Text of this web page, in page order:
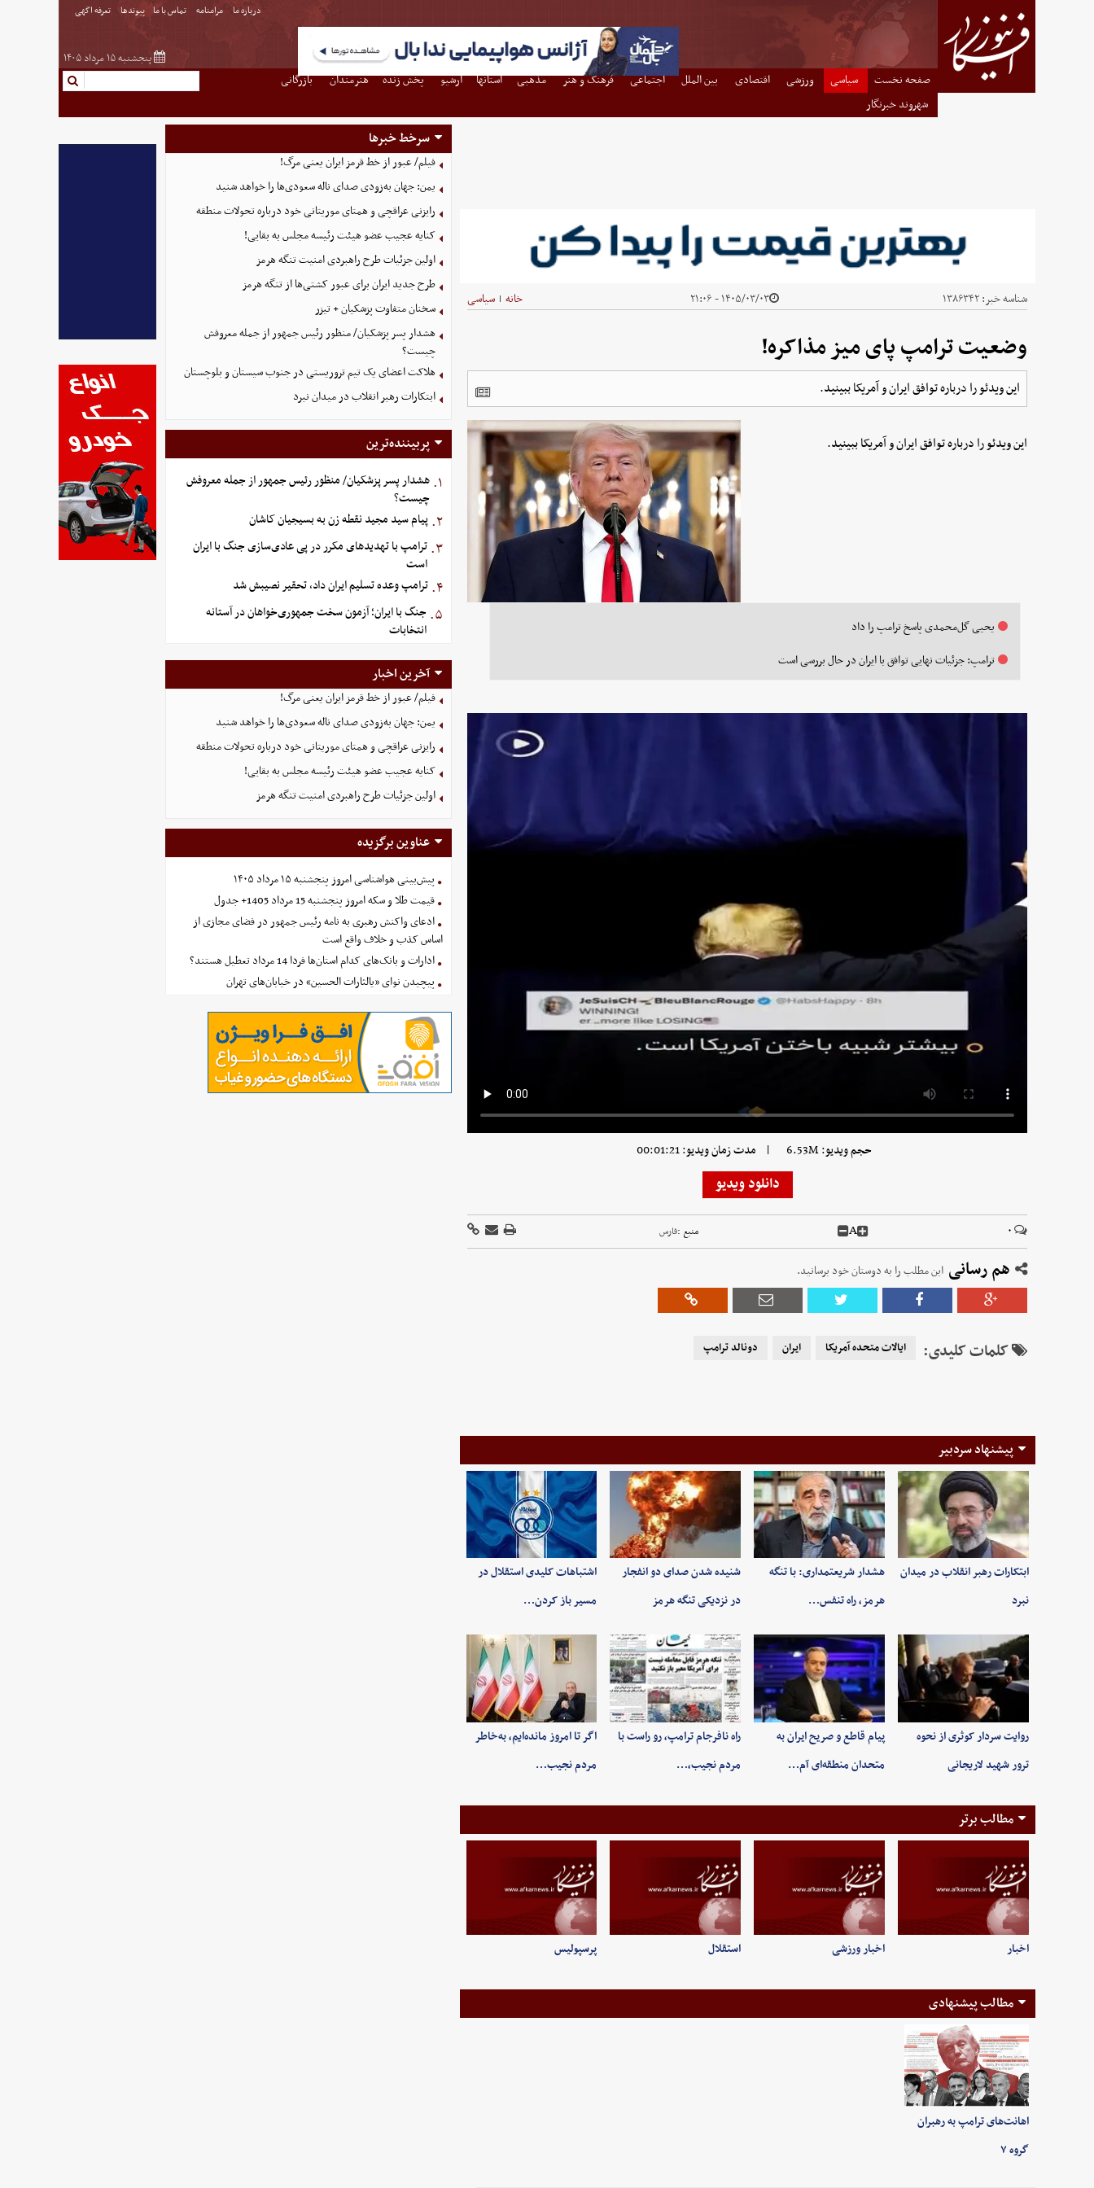
درباره ما مرامنامه تماس با ما پیوندها تعرفه اگهی
پنجشنبه ۱۵ مرداد ۱۴۰۵
صفحه نخست سیاسی ورزشی اقتصادی بین الملل اجتماعی فرهنگ و هنر مذهبی استانها آرشیو پخش زنده هنرمندان
بازرگانی
شهروند خبرنگار
شناسه خبر:۱۳۸۶۳۴۲ ۱۴۰۵/۰۳/۰۳ - ۲۱:۰۶ خانه | سیاسی
وضعیت ترامپ پای میز مذاکره!
این ویدئو را درباره توافق ایران و آمریکا ببینید.
این ویدئو را درباره توافق ایران و آمریکا ببینید.
یحیی گل‌محمدی پاسخ ترامپ را داد
ترامپ: جزئیات نهایی توافق با ایران در حال بررسی است
حجم ویدیو: 6.53M | مدت زمان ویدیو: 00:01:21
دانلود ویدیو
۰ A منبع :فارس
هم رسانی این مطلب را به دوستان خود برسانید.
کلمات کلیدی: ایالات متحده آمریکا ایران دونالد ترامپ
پیشنهاد سردبیر
ابتکارات رهبر انقلاب در میدان
نبرد
هشدار شریعتمداری: با تنگه
هرمز، راه تنفس…
شنیده شدن صدای دو انفجار
در نزدیکی تنگه هرمز
اشتباهات کلیدی استقلال در
مسیر باز کردن…
روایت سردار کوثری از نحوه
ترور شهید لاریجانی
پیام قاطع و صریح ایران به
متحدان منطقه‌ای آم…
راه نافرجام ترامپ، رو راست با
مردم نجیب،…
اگر تا امروز مانده‌ایم، به‌خاطر
مردم نجیب…
مطالب برتر
اخبار اخبار ورزشی استقلال پرسپولیس
مطالب پیشنهادی
اهانت‌های ترامپ به رهبران
گروه ۷
سرخط خبرها
فیلم/ عبور از خط قرمز ایران یعنی مرگ!
یمن: جهان به‌زودی صدای ناله سعودی‌ها را خواهد شنید
رایزنی عراقچی و همتای موریتانی خود درباره تحولات منطقه
کنایه عجیب عضو هیئت رئیسه مجلس به بقایی!
اولین جزئیات طرح راهبردی امنیت تنگه هرمز
طرح جدید ایران برای عبور کشتی‌ها از تنگه هرمز
سخنان متفاوت پزشکیان + تیزر
هشدار پسر پزشکیان/ منظور رئیس جمهور از جمله معروفش
چیست؟
هلاکت اعضای یک تیم تروریستی در جنوب سیستان و بلوچستان
ابتکارات رهبر انقلاب در میدان نبرد
پربیننده‌ترین
۱. هشدار پسر پزشکیان/ منظور رئیس جمهور از جمله معروفش
چیست؟
۲. پیام سید مجید نقطه زن به بسیجیان کاشان
۳. ترامپ با تهدیدهای مکرر در پی عادی‌سازی جنگ با ایران
است
۴. ترامپ وعده تسلیم ایران داد، تحقیر نصیبش شد
۵. جنگ با ایران؛ آزمون سخت جمهوری‌خواهان در آستانه
انتخابات
آخرین اخبار
فیلم/ عبور از خط قرمز ایران یعنی مرگ!
یمن: جهان به‌زودی صدای ناله سعودی‌ها را خواهد شنید
رایزنی عراقچی و همتای موریتانی خود درباره تحولات منطقه
کنایه عجیب عضو هیئت رئیسه مجلس به بقایی!
اولین جزئیات طرح راهبردی امنیت تنگه هرمز
عناوین برگزیده
پیش‌بینی هواشناسی امروز پنجشنبه ۱۵ مرداد ۱۴۰۵
قیمت طلا و سکه امروز پنجشنبه 15 مرداد 1405+ جدول
ادعای واکنش رهبری به نامه رئیس جمهور در فضای مجازی از
اساس کذب و خلاف واقع است
ادارات و بانک‌های کدام استان‌ها فردا 14 مرداد تعطیل هستند؟
پیچیدن نوای «یالثارات الحسین» در خیابان‌های تهران